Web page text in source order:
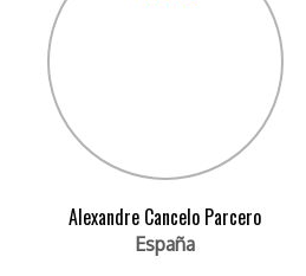
Alexandre Cancelo Parcero
España